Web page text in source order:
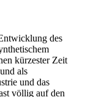
des
kürzester Zeit
als
und das
völlig auf den